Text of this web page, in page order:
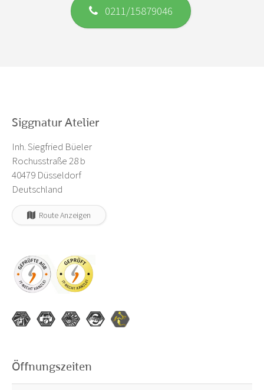
0211/15879046
Siggnatur Atelier
Inh. Siegfried Büeler
Rochusstraße 28 b
40479 Düsseldorf
Deutschland
Route Anzeigen
Öffnungszeiten